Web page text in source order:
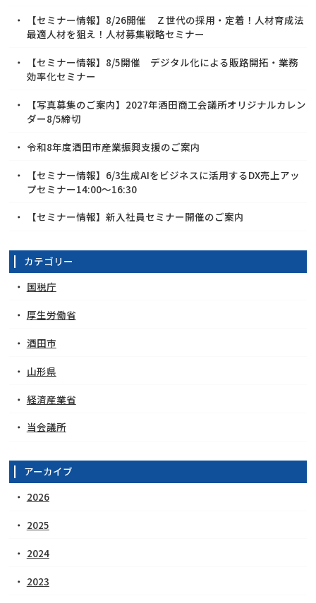
【セミナー情報】8/26開催 Ｚ世代の採用・定着！人材育成法
最適人材を狙え！人材募集戦略セミナー
【セミナー情報】8/5開催 デジタル化による販路開拓・業務
効率化セミナー
【写真募集のご案内】2027年酒田商工会議所オリジナルカレン
ダー8/5締切
令和8年度酒田市産業振興支援のご案内
【セミナー情報】6/3生成AIをビジネスに活用するDX売上アッ
プセミナー14:00～16:30
【セミナー情報】新入社員セミナー開催のご案内
カテゴリー
国税庁
厚生労働省
酒田市
山形県
経済産業省
当会議所
アーカイブ
2026
2025
2024
2023